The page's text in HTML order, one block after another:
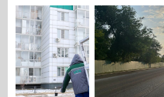
организацию
спортивных
мероприятий и
результаты
работы
предприятия
«Воронежтеплосеть»
компании
рассказали в
мэрии Воронежа